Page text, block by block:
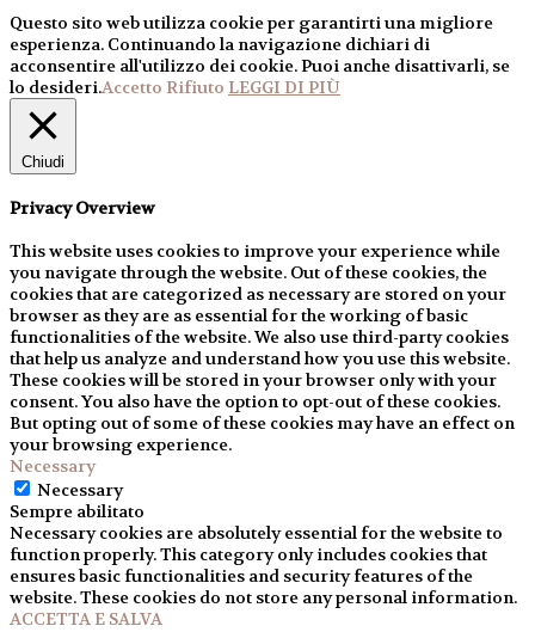
Questo sito web utilizza cookie per garantirti una migliore
esperienza. Continuando la navigazione dichiari di
acconsentire all'utilizzo dei cookie. Puoi anche disattivarli, se
lo desideri.Accetto Rifiuto LEGGI DI PIÙ
Chiudi
Privacy Overview
This website uses cookies to improve your experience while
you navigate through the website. Out of these cookies, the
cookies that are categorized as necessary are stored on your
browser as they are as essential for the working of basic
functionalities of the website. We also use third-party cookies
that help us analyze and understand how you use this website.
These cookies will be stored in your browser only with your
consent. You also have the option to opt-out of these cookies.
But opting out of some of these cookies may have an effect on
your browsing experience.
Necessary
Necessary
Sempre abilitato
Necessary cookies are absolutely essential for the website to
function properly. This category only includes cookies that
ensures basic functionalities and security features of the
website. These cookies do not store any personal information.
ACCETTA E SALVA